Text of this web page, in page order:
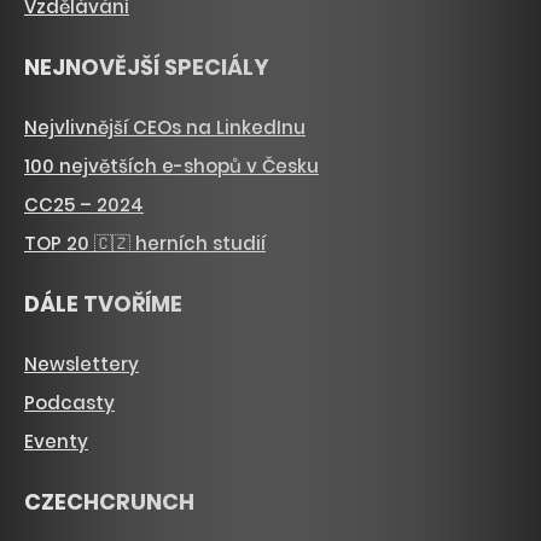
Vzdělávání
NEJNOVĚJŠÍ SPECIÁLY
Nejvlivnější CEOs na LinkedInu
100 největších e-shopů v Česku
CC25 – 2024
TOP 20 🇨🇿 herních studií
DÁLE TVOŘÍME
Newslettery
Podcasty
Eventy
CZECHCRUNCH